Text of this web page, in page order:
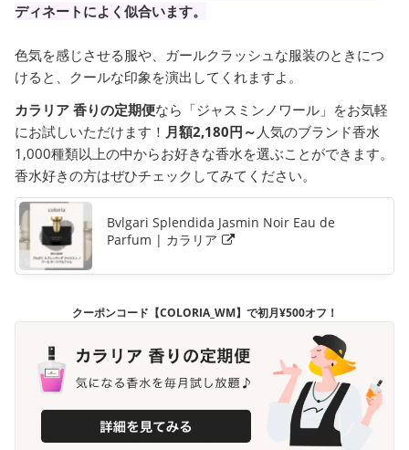
ディネートによく似合います。
色気を感じさせる服や、ガールクラッシュな服装のときにつ
けると、クールな印象を演出してくれますよ。
カラリア 香りの定期便なら「ジャスミンノワール」をお気軽
にお試しいただけます！ 月額2,180円～ 人気のブランド香水
1,000種類以上の中からお好きな香水を選ぶことができます。
香水好きの方はぜひチェックしてみてください。
Bvlgari Splendida Jasmin Noir Eau de
Parfum | カラリア
クーポンコード【COLORIA_WM】で初月¥500オフ！